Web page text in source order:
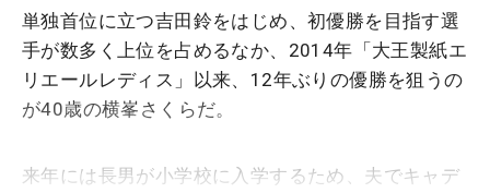
単独首位に立つ吉田鈴をはじめ、初優勝を目指す選
手が数多く上位を占めるなか、2014年「大王製紙エ
リエールレディス」以来、12年ぶりの優勝を狙うの
が40歳の横峯さくらだ。
来年には長男が小学校に入学するため、夫でキャデ